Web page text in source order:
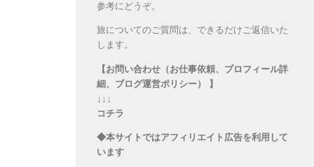
参考にどうぞ。
旅についてのご質問は、できるだけご返信いた
します。
【お問い合わせ（お仕事依頼、プロフィール詳
細、ブログ運営ポリシー） 】
↓↓↓
コチラ
◆本サイトではアフィリエイト広告を利用して
います